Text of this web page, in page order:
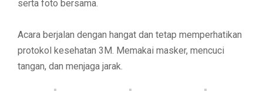
serta foto bersama.
Acara berjalan dengan hangat dan tetap memperhatikan
protokol kesehatan 3M. Memakai masker, mencuci
tangan, dan menjaga jarak.